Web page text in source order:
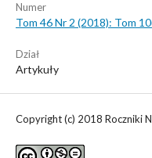
Numer
Tom 46 Nr 2 (2018): Tom
Dział
Artykuły
Copyright (c) 2018 Roczniki